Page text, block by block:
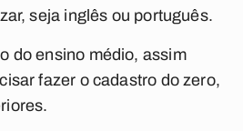
seja inglês ou português.
do ensino médio, assim
fazer o cadastro do zero,